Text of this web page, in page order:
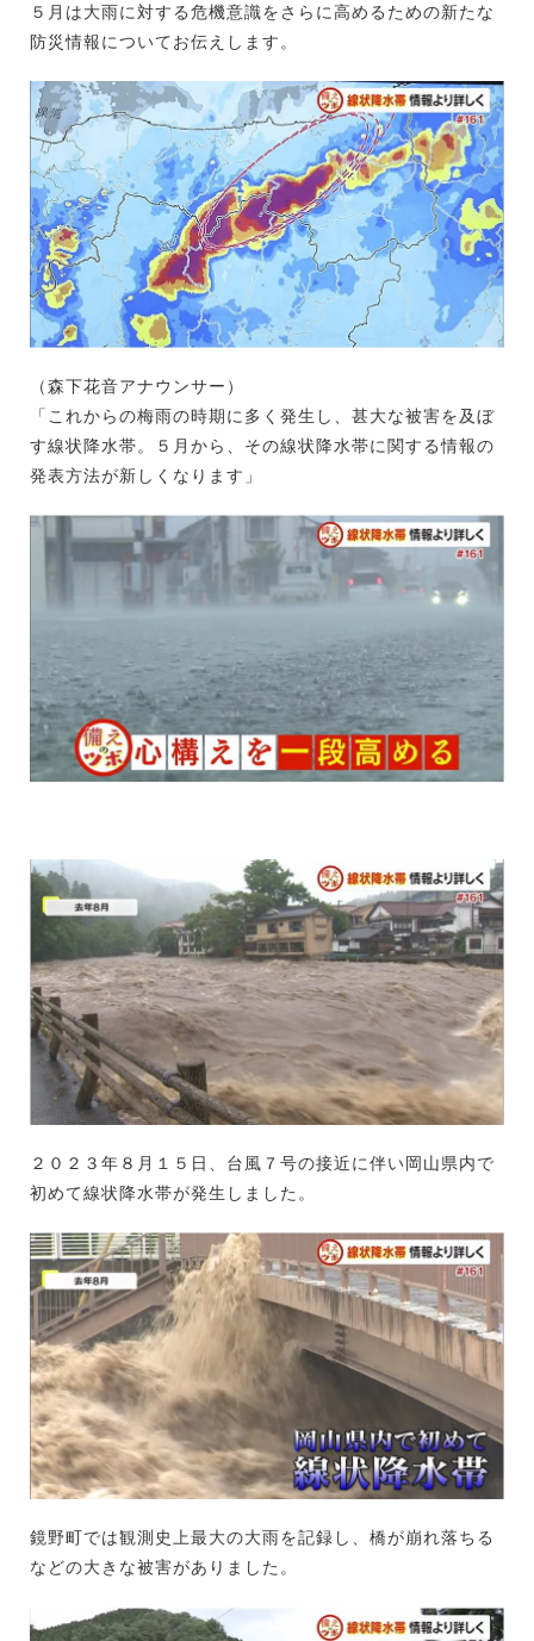
５月は大雨に対する危機意識をさらに高めるための新たな
防災情報についてお伝えします。
（森下花音アナウンサー）
「これからの梅雨の時期に多く発生し、甚大な被害を及ぼ
す線状降水帯。５月から、その線状降水帯に関する情報の
発表方法が新しくなります」
２０２３年８月１５日、台風７号の接近に伴い岡山県内で
初めて線状降水帯が発生しました。
鏡野町では観測史上最大の大雨を記録し、橋が崩れ落ちる
などの大きな被害がありました。